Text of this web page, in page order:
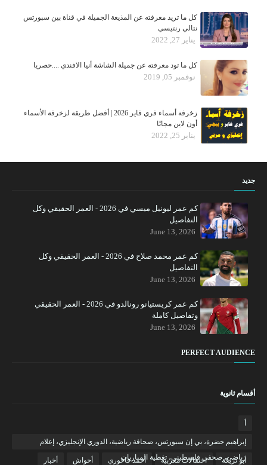
كل ما تريد معرفته عن المذيعة الجميلة في قناة بين سبورتس
نتالي رنتيسي
يناير 27, 2022
كل ما تود معرفته عن جميلة الشاشة أنيا الافندي ....حصريا
نوفمبر 05, 2019
زخرفة أسماء فري فاير 2026 | أفضل طريقة لزخرفة الأسماء
أون لاين مجانًا
يناير 25, 2022
جديد
كم عمر ليونيل ميسي في 2026 - العمر الحقيقي وكل
التفاصيل
June 13, 2026
كم عمر محمد صلاح في 2026 - العمر الحقيقي وكل
التفاصيل
June 13, 2026
كم عمر كريستيانو رونالدو في 2026 - العمر الحقيقي
وتفاصيل كاملة
June 13, 2026
PERFECT AUDIENCE
أقسام ثانوية
إبراهيم خضرة، بي إن سبورتس، صحافة رياضية، الدوري الإنجليزي، إعلام
رياضي، صحفي فلسطيني، تغطية المباريات
أبو تريكة احتفالات مغربية أحمد فاخوري أحواش أخبار